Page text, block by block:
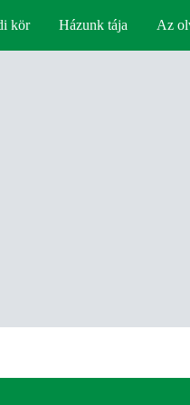
kör Házunk tája Az